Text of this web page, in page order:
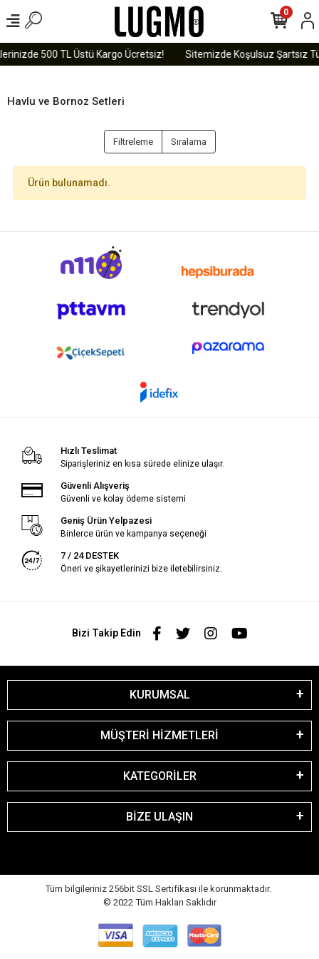
500 TL Üstü Kargo Ücretsiz! Sitemizde Koşulsuz Şartsız
0
Havlu ve Bornoz Setleri
Filtreleme Sıralama
Ürün bulunamadı.
Hızlı Teslimat
Siparişleriniz en kısa sürede elinize ulaşır.
Güvenli Alışveriş
Güvenli ve kolay ödeme sistemi
Geniş Ürün Yelpazesi
Binlerce ürün ve kampanya seçeneği
7 / 24 DESTEK
Öneri ve şikayetlerinizi bize iletebilirsiniz.
Bizi Takip Edin
KURUMSAL
MÜŞTERİ HİZMETLERİ
KATEGORİLER
BİZE ULAŞIN
Tüm bilgileriniz 256bit SSL Sertifikası ile korunmaktadır.
© 2022 Tüm Hakları Saklıdır